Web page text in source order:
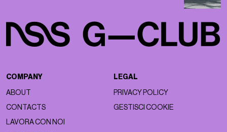
COMPANY
ABOUT
CONTACTS
LAVORA CON NOI
LEGAL
PRIVACY POLICY
GESTISCI COOKIE